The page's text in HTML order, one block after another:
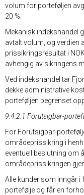
volum for porteføljen
20 %.
Mekanisk indekshandel
avtalt volum, og verdien
prissikringsresultat i
avhengig av sikringens
Ved indekshandel tar
dekke administrative
porteføljen begrenset
9.4.2.1 Forutsigbar-
For Forutsigbar-
områdeprissikring i
eventuell beslutning om
områdeprissikringen
Alle kunder som inngår
portefølje og får en